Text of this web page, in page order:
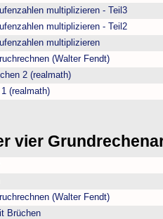
multiplizieren - Teil3
multiplizieren - Teil2
multiplizieren
(Walter Fendt)
2 (realmath)
(realmath)
vier
(Walter Fendt)
Brüchen